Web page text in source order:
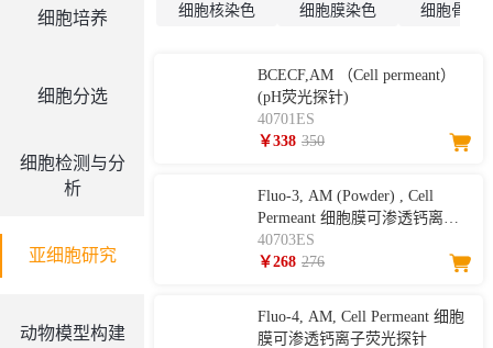
细胞培养
细胞分选
细胞检测与分
析
亚细胞研究
动物模型构建
细胞核染色 细胞膜染色 细胞骨架
BCECF,AM （Cell permeant）
(pH荧光探针)
40701ES
￥338 350
Fluo-3, AM (Powder) , Cell
Permeant 细胞膜可渗透钙离子
荧光探针
40703ES
￥268 276
Fluo-4, AM, Cell Permeant 细胞
膜可渗透钙离子荧光探针